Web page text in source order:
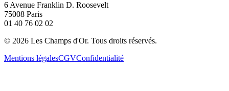
6 Avenue Franklin D. Roosevelt
75008 Paris
01 40 76 02 02
© 2026 Les Champs d'Or. Tous droits réservés.
Mentions légalesCGVConfidentialité